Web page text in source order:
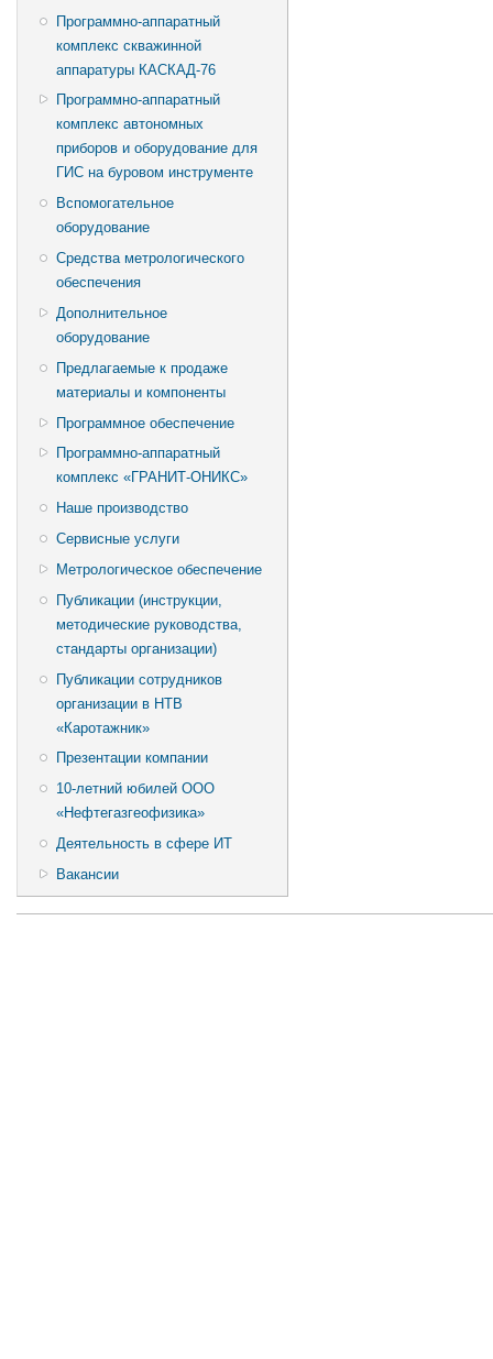
Программно-аппаратный
комплекс скважинной
аппаратуры КАСКАД-76
Программно-аппаратный
комплекс автономных
приборов и оборудование для
ГИС на буровом инструменте
Вспомогательное
оборудование
Средства метрологического
обеспечения
Дополнительное
оборудование
Предлагаемые к продаже
материалы и компоненты
Программное обеспечение
Программно-аппаратный
комплекс «ГРАНИТ-ОНИКС»
Наше производство
Сервисные услуги
Метрологическое обеспечение
Публикации (инструкции,
методические руководства,
стандарты организации)
Публикации сотрудников
организации в НТВ
«Каротажник»
Презентации компании
10-летний юбилей ООО
«Нефтегазгеофизика»
Деятельность в сфере ИТ
Вакансии